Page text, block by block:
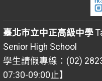
臺北市立中正高級中學
Senior High School
學生請假專線：(02)
07:30-09:00止】